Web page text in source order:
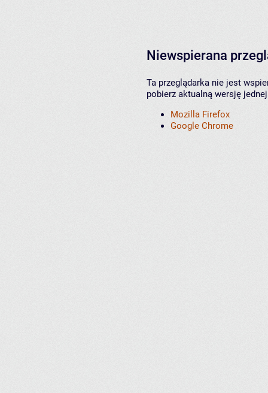
Niewspierana
Ta przeglądarka nie jest
pobierz aktualną wersję
Mozilla Firefox
Google Chrome